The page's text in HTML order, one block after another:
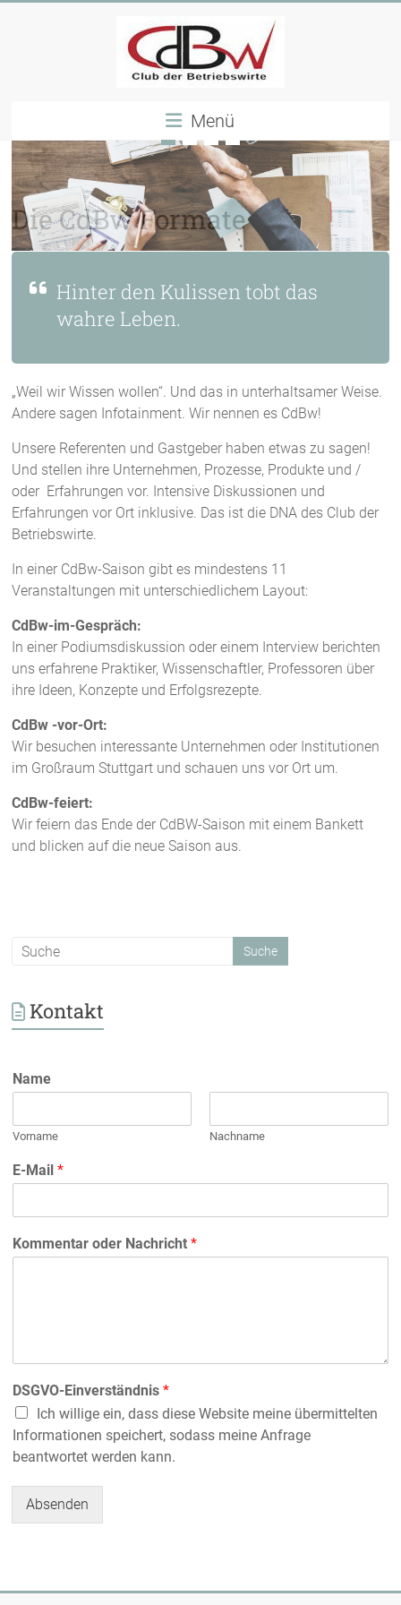
Club
der
Betriebswirte
Menü
Die CdBw Formate
Hinter den Kulissen tobt das
wahre Leben.
„Weil wir Wissen wollen“. Und das in unterhaltsamer Weise.
Andere sagen Infotainment. Wir nennen es CdBw!
Unsere Referenten und Gastgeber haben etwas zu sagen!
Und stellen ihre Unternehmen, Prozesse, Produkte und /
oder Erfahrungen vor. Intensive Diskussionen und
Erfahrungen vor Ort inklusive. Das ist die DNA des Club der
Betriebswirte.
In einer CdBw-Saison gibt es mindestens 11
Veranstaltungen mit unterschiedlichem Layout:
CdBw-im-Gespräch:
In einer Podiumsdiskussion oder einem Interview berichten
uns erfahrene Praktiker, Wissenschaftler, Professoren über
ihre Ideen, Konzepte und Erfolgsrezepte.
CdBw -vor-Ort:
Wir besuchen interessante Unternehmen oder Institutionen
im Großraum Stuttgart und schauen uns vor Ort um.
CdBw-feiert:
Wir feiern das Ende der CdBW-Saison mit einem Bankett
und blicken auf die neue Saison aus.
Kontakt
Name
Vorname Nachname
E-Mail*
Kommentar oder Nachricht*
DSGVO-Einverständnis*
Ich willige ein, dass diese Website meine übermittelten
Informationen speichert, sodass meine Anfrage
beantwortet werden kann.
Absenden